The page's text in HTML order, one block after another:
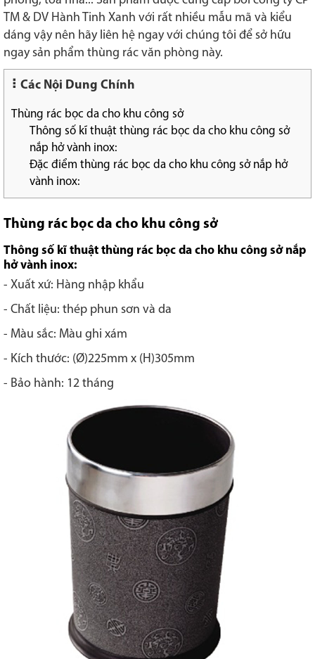
TM & DV Hành Tinh Xanh với rất nhiều mẫu mã và kiểu
dáng vậy nên hãy liên hệ ngay với chúng tôi để sở hữu
ngay sản phẩm thùng rác văn phòng này.
Các Nội Dung Chính
Thùng rác bọc da cho khu công sở
Thông số kĩ thuật thùng rác bọc da cho khu công sở
nắp hở vành inox:
Đặc điểm thùng rác bọc da cho khu công sở nắp hở
vành inox:
Thùng rác bọc da cho khu công sở
Thông số kĩ thuật thùng rác bọc da cho khu công sở nắp
hở vành inox:
- Xuất xứ: Hàng nhập khẩu
- Chất liệu: thép phun sơn và da
- Màu sắc: Màu ghi xám
- Kích thước: (Ø)225mm x (H)305mm
- Bảo hành: 12 tháng